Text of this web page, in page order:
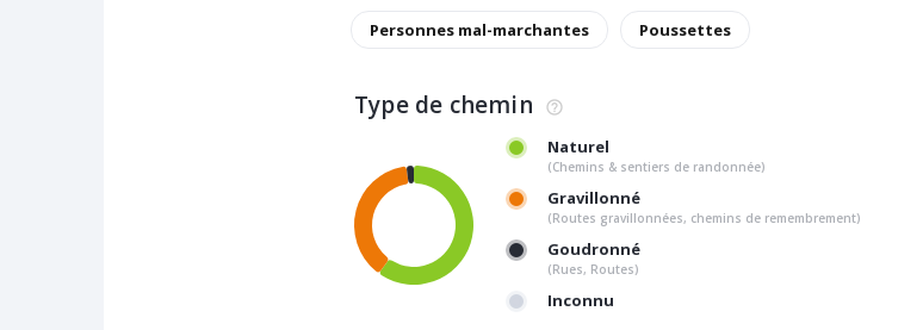
Personnes mal-marchantes Poussettes
Type de chemin
Naturel
(Chemins & sentiers de randonnée)
Gravillonné
(Routes gravillonnées, chemins de remembrement)
Goudronné
(Rues, Routes)
Inconnu